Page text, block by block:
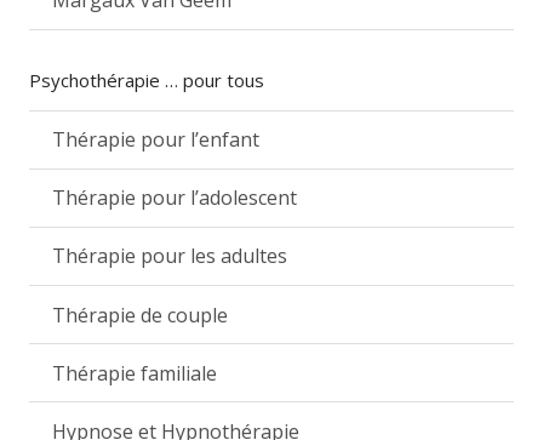
Psychothérapie … pour tous
Thérapie pour l’enfant
Thérapie pour l’adolescent
Thérapie pour les adultes
Thérapie de couple
Thérapie familiale
Hypnose et Hypnothérapie